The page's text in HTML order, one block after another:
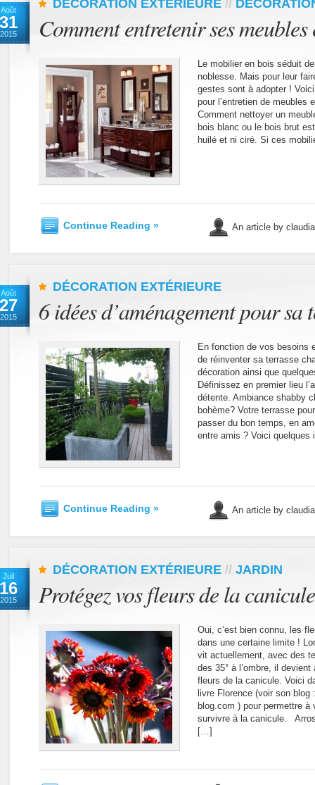
Août
31
2015
DÉCORATION EXTÉRIEURE //
Comment entretenir ses meubles
Le mobilier en bois séduit
noblesse. Mais pour leur
gestes sont à adopter !
pour l’entretien de
Comment nettoyer un
bois blanc ou le bois brut
huilé et ni ciré. Si ces
Continue Reading » An article by
Août
27
2015
DÉCORATION EXTÉRIEURE
6 idées d’aménagement pour sa
En fonction de vos besoins
de réinventer sa terrasse
décoration ainsi que
Définissez en premier lieu
détente. Ambiance shabby
bohème? Votre terrasse
passer du bon temps, en
entre amis ? Voici
Continue Reading » An article by
Juil
16
2015
DÉCORATION EXTÉRIEURE // JARDIN
Protégez vos fleurs de la canicule
Oui, c’est bien connu, les
dans une certaine limite !
vit actuellement, avec des
des 35° à l’ombre, il
fleurs de la canicule. Voici
livre Florence (voir son
blog.com ) pour permettre à
survivre à la canicule.
[…]